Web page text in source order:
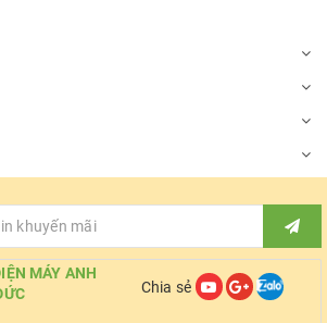
MÁY ANH
Chia sẻ